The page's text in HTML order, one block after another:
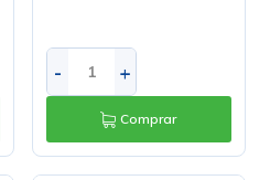
- +
Comprar